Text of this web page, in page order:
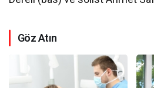
Göz Atın